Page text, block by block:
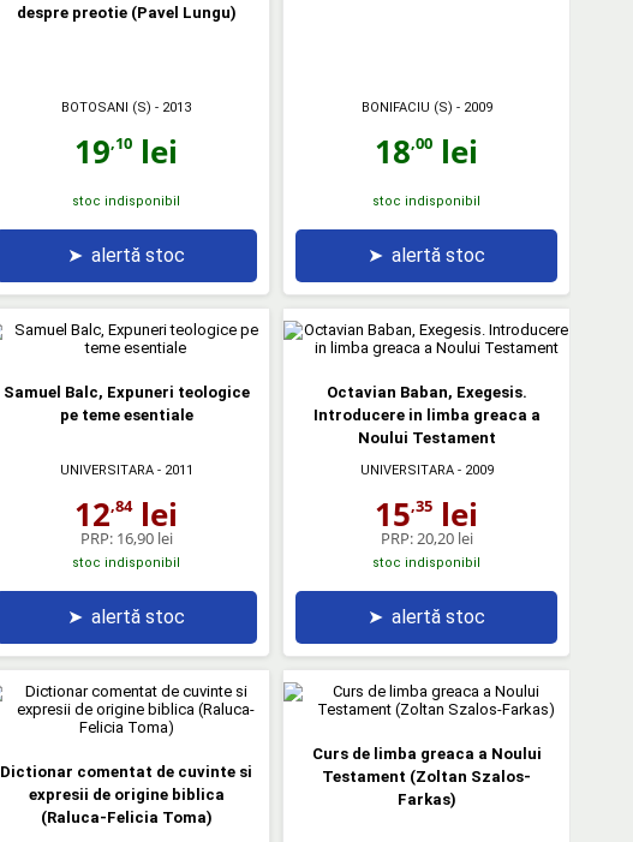
despre preotie (Pavel Lungu)
BOTOSANI (S) - 2013
19,10 lei
stoc indisponibil
➤ alertă stoc
BONIFACIU (S) - 2009
18,00 lei
stoc indisponibil
➤ alertă stoc
Samuel Balc, Expuneri teologice
pe teme esentiale
UNIVERSITARA- 2011
12,84lei
PRP: 16,90 lei
stoc indisponibil
➤ alertă stoc
Octavian Baban, Exegesis.
Introducere in limba greaca a
Noului Testament
UNIVERSITARA- 2009
15,35 lei
PRP:20,20 lei
stoc indisponibil
➤ alertă stoc
Dictionar comentat de cuvinte si
expresii de origine biblica
(Raluca-Felicia Toma)
Curs de limba greaca a Noului
Testament (Zoltan Szalos-
Farkas)